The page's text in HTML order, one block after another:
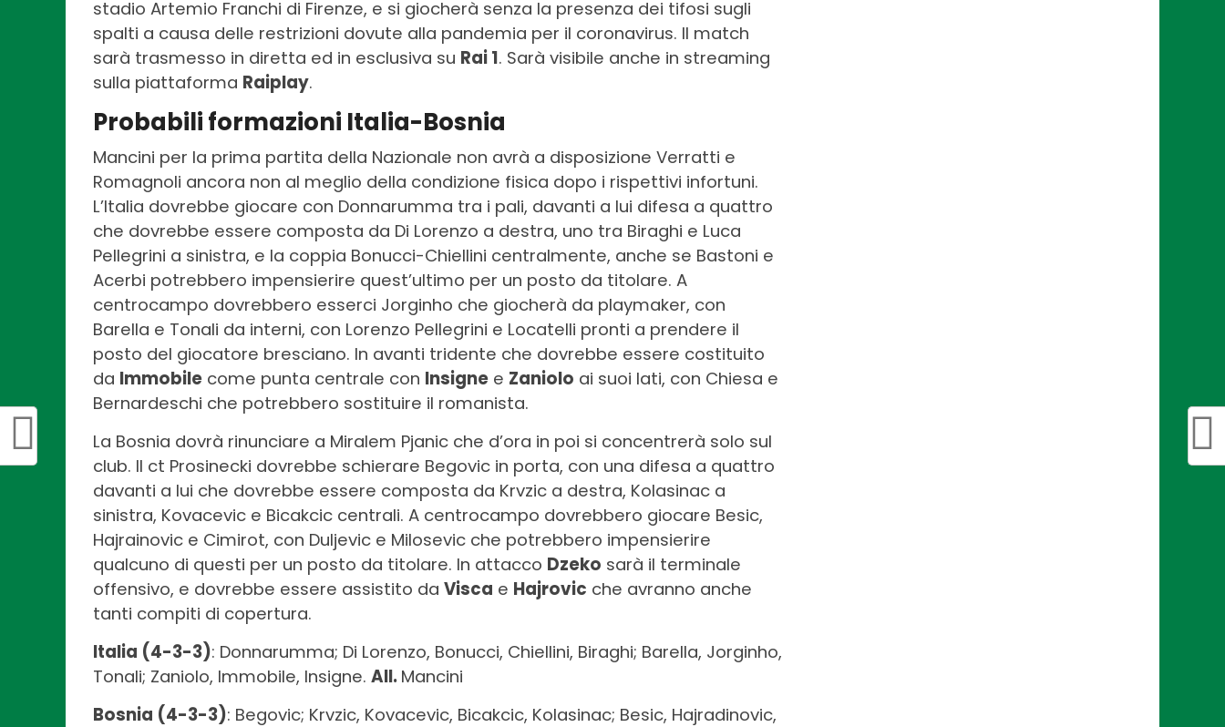
stadio Artemio Franchi di Firenze, e si giocherà senza la presenza dei tifosi sugli
spalti a causa delle restrizioni dovute alla pandemia per il coronavirus. Il match
sarà trasmesso in diretta ed in esclusiva su Rai 1. Sarà visibile anche in streaming
sulla piattaforma Raiplay.
Probabili formazioni Italia-Bosnia
Mancini per la prima partita della Nazionale non avrà a disposizione Verratti e
Romagnoli ancora non al meglio della condizione fisica dopo i rispettivi infortuni.
L’Italia dovrebbe giocare con Donnarumma tra i pali, davanti a lui difesa a quattro
che dovrebbe essere composta da Di Lorenzo a destra, uno tra Biraghi e Luca
Pellegrini a sinistra, e la coppia Bonucci-Chiellini centralmente, anche se Bastoni e
Acerbi potrebbero impensierire quest’ultimo per un posto da titolare. A
centrocampo dovrebbero esserci Jorginho che giocherà da playmaker, con
Barella e Tonali da interni, con Lorenzo Pellegrini e Locatelli pronti a prendere il
posto del giocatore bresciano. In avanti tridente che dovrebbe essere costituito
da Immobile come punta centrale con Insigne e Zaniolo ai suoi lati, con Chiesa e
Bernardeschi che potrebbero sostituire il romanista.
La Bosnia dovrà rinunciare a Miralem Pjanic che d’ora in poi si concentrerà solo sul
club. Il ct Prosinecki dovrebbe schierare Begovic in porta, con una difesa a quattro
davanti a lui che dovrebbe essere composta da Krvzic a destra, Kolasinac a
sinistra, Kovacevic e Bicakcic centrali. A centrocampo dovrebbero giocare Besic,
Hajrainovic e Cimirot, con Duljevic e Milosevic che potrebbero impensierire
qualcuno di questi per un posto da titolare. In attacco Dzeko sarà il terminale
offensivo, e dovrebbe essere assistito da Visca e Hajrovic che avranno anche
tanti compiti di copertura.
Italia (4-3-3): Donnarumma; Di Lorenzo, Bonucci, Chiellini, Biraghi; Barella, Jorginho,
Tonali; Zaniolo, Immobile, Insigne. All. Mancini
Bosnia (4-3-3): Begovic; Krvzic, Kovacevic, Bicakcic, Kolasinac; Besic, Hajradinovic,